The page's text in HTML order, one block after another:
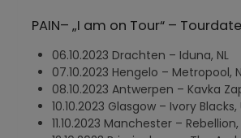
PAIN– „I am on Tour“ –
06.10.2023 Drachten – Iduna, NL
07.10.2023 Hengelo – Metropool,
08.10.2023 Antwerpen – Kavka
10.10.2023 Glasgow – Ivory Blacks,
11.10.2023 Manchester – Rebellion,